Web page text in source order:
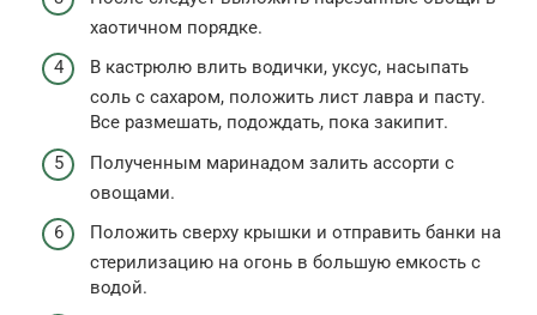
хаотичном порядке.
В кастрюлю влить водички, уксус, насыпать
соль с сахаром, положить лист лавра и пасту.
Все размешать, подождать, пока закипит.
Полученным маринадом залить ассорти с
овощами.
Положить сверху крышки и отправить банки на
стерилизацию на огонь в большую емкость с
водой.